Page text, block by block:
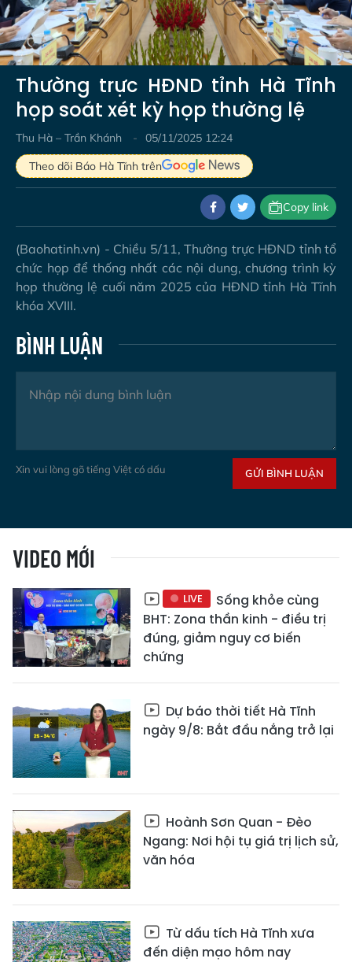
Video
Thường trực HĐND tỉnh Hà Tĩnh
họp soát xét kỳ họp thường lệ
Thu Hà – Trần Khánh
05/11/2025 12:24
Theo dõi Báo Hà Tĩnh trên
Copy link
(Baohatinh.vn) - Chiều 5/11, Thường trực HĐND tỉnh tổ
chức họp để thống nhất các nội dung, chương trình kỳ
họp thường lệ cuối năm 2025 của HĐND tỉnh Hà Tĩnh
khóa XVIII.
BÌNH LUẬN
Xin vui lòng gõ tiếng Việt có dấu GỬI BÌNH LUẬN
VIDEO MỚI
LIVE
Sống khỏe cùng
BHT: Zona thần kinh - điều trị
đúng, giảm nguy cơ biến
chứng
Dự báo thời tiết Hà Tĩnh
ngày 9/8: Bắt đầu nắng trở lại
Hoành Sơn Quan - Đèo
Ngang: Nơi hội tụ giá trị lịch sử,
văn hóa
Từ dấu tích Hà Tĩnh xưa
đến diện mạo hôm nay